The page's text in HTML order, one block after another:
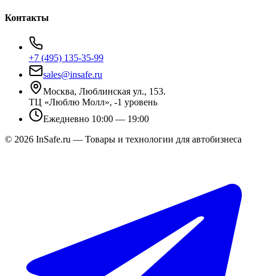
Контакты
+7 (495) 135-35-99
sales@insafe.ru
Москва, Люблинская ул., 153.
ТЦ «Люблю Молл», -1 уровень
Ежедневно 10:00 — 19:00
© 2026 InSafe.ru — Товары и технологии для автобизнеса